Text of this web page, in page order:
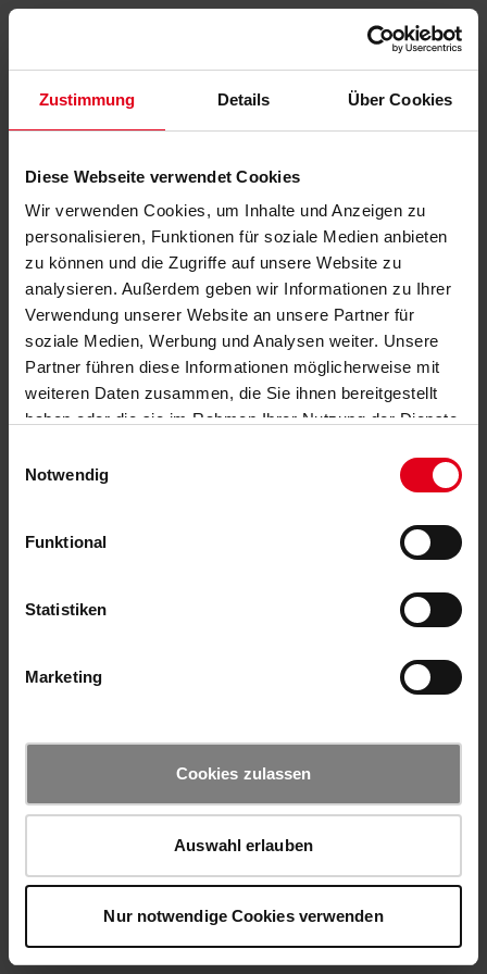
Zustimmung Details Über Cookies
Diese Webseite verwendet Cookies
Wir verwenden Cookies, um Inhalte und Anzeigen zu
personalisieren, Funktionen für soziale Medien anbieten
zu können und die Zugriffe auf unsere Website zu
analysieren. Außerdem geben wir Informationen zu Ihrer
Verwendung unserer Website an unsere Partner für
soziale Medien, Werbung und Analysen weiter. Unsere
Partner führen diese Informationen möglicherweise mit
weiteren Daten zusammen, die Sie ihnen bereitgestellt
haben oder die sie im Rahmen Ihrer Nutzung der Dienste
Notwendig
Funktional
Statistiken
Marketing
Cookies zulassen
Auswahl erlauben
Nur notwendige Cookies verwenden